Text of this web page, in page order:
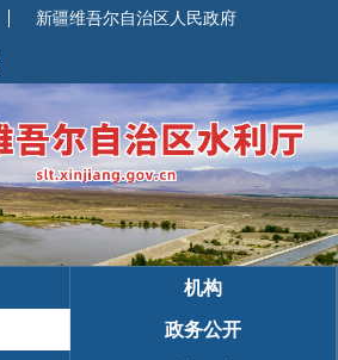
新疆维吾尔自治区人民政府
机构
政务公开